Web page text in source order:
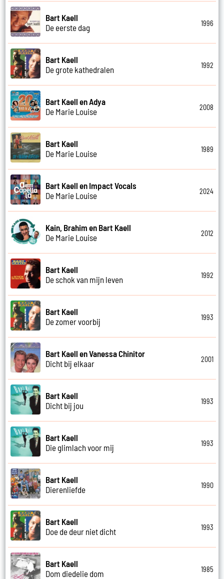
Bart Kaell
De eerste dag
1996
Bart Kaell
De grote kathedralen
1992
Bart Kaell en Adya
De Marie Louise
2008
Bart Kaell
De Marie Louise
1989
Bart Kaell en Impact Vocals
De Marie Louise
2024
Kain, Brahim en Bart Kaell
De Marie Louise
2012
Bart Kaell
De schok van mijn leven
1992
Bart Kaell
De zomer voorbij
1993
Bart Kaell en Vanessa Chinitor
Dicht bij elkaar
2001
Bart Kaell
Dicht bij jou
1993
Bart Kaell
Die glimlach voor mij
1993
Bart Kaell
Dierenliefde
1990
Bart Kaell
Doe de deur niet dicht
1993
Bart Kaell
Dom diedelie dom
1985